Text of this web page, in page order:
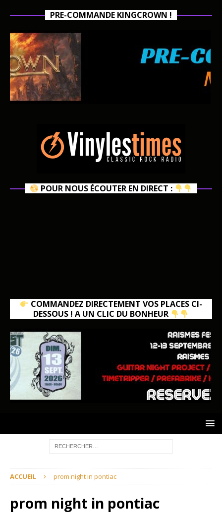
PRE-COMMANDE KINGCROWN !
POUR NOUS ÉCOUTER EN DIRECT :
COMMANDEZ DIRECTEMENT VOS PLACES CI-
DESSOUS ! A UN CLIC DU BONHEUR
ACCUEIL prom night in pontiac
prom night in pontiac